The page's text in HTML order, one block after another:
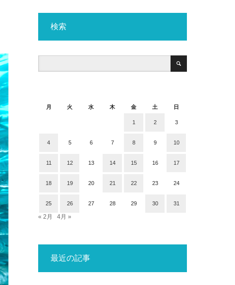
検索
月
火 水 木 金 土 日
1 2 3
4 5 6 7 8 9 10
11 12 13 14 15 16 17
18 19 20 21 22 23 24
25 26 27 28 29 30 31
« 2月 4月 »
最近の記事